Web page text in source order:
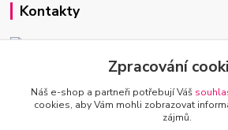
Kontakty
Josef Macek
+420 603 921 266
Po-Ne, 7-22h
Zpracování
Náš e-shop a partneři potřebují Váš
cookies, aby Vám mohli zobrazovat
zájmů.